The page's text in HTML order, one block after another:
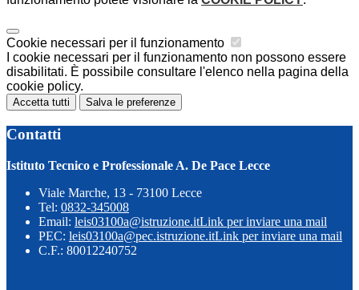
Cookie necessari per il funzionamento
I cookie necessari per il funzionamento non possono essere
disabilitati. È possibile consultare l'elenco nella pagina della
cookie policy.
Accetta tutti Salva le preferenze
Contatti
Istituto Tecnico e Professionale A. De Pace Lecce
Viale Marche, 13 - 73100 Lecce
Tel: 0832-345008
Email: leis03100a@istruzione.itLink per inviare una mail
PEC: leis03100a@pec.istruzione.itLink per inviare una mail
C.F.: 80012240752